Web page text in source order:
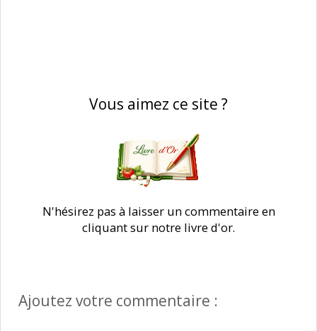
Vous aimez ce site ?
N'hésirez pas à laisser un commentaire en
cliquant sur notre livre d'or.
Ajoutez votre commentaire :